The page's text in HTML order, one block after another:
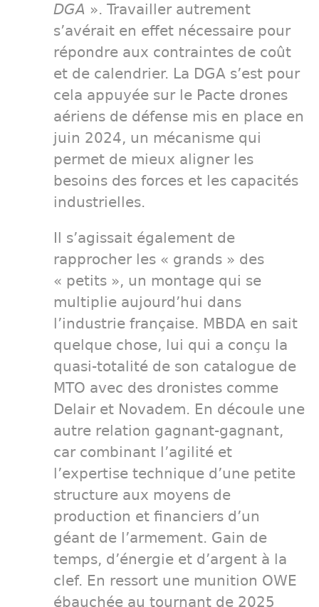
DGA ». Travailler autrement
s’avérait en effet nécessaire pour
répondre aux contraintes de coût
et de calendrier. La DGA s’est pour
cela appuyée sur le Pacte drones
aériens de défense mis en place en
juin 2024, un mécanisme qui
permet de mieux aligner les
besoins des forces et les capacités
industrielles.
Il s’agissait également de
rapprocher les « grands » des
« petits », un montage qui se
multiplie aujourd’hui dans
l’industrie française. MBDA en sait
quelque chose, lui qui a conçu la
quasi-totalité de son catalogue de
MTO avec des dronistes comme
Delair et Novadem. En découle une
autre relation gagnant-gagnant,
car combinant l’agilité et
l’expertise technique d’une petite
structure aux moyens de
production et financiers d’un
géant de l’armement. Gain de
temps, d’énergie et d’argent à la
clef. En ressort une munition OWE
ébauchée au tournant de 2025